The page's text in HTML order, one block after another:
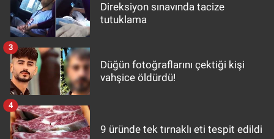
Direksiyon sınavında tacize
tutuklama
Düğün fotoğraflarını çektiği kişi
vahşice öldürdü!
3
9 üründe tek tırnaklı eti tespit edildi
4